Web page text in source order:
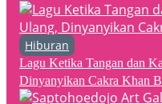
Hiburan
Lagu Ketika Tangan dan
Dinyanyikan Cakra Khan